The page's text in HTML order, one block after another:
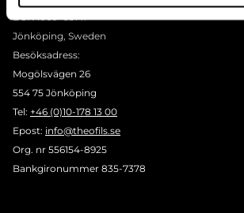
Jönköping, Sweden
Besöksadress:
Mogölsvägen 26
554 75 Jönköping
Tel: +46 (0)10-178 13 00
Epost: info@theofils.se
Org. nr 556154-8925
Bankgironummer 835-7378